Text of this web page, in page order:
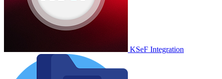
KSeF Integration